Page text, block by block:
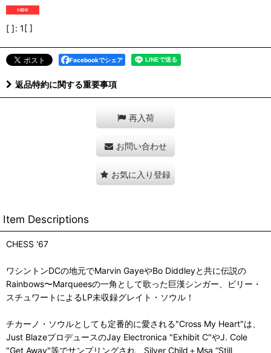
[ ]: 1[ ]
Facebookでシェア
返品特約に関する重要事項
再入荷
お問い合わせ
お気に入り登録
Item Descriptions
CHESS '67
ワシントンDCの地元でMarvin GayeやBo Diddleyと共に伝説の
Rainbows〜Marqueesの一角として歌った巨漢シンガー、ビリー・
スチュワートによるLP未収録グレイト・ソウル！
チカーノ・ソウルとしても定番的に愛される"Cross My Heart"は、
Just BlazeプロデュースのJay Electronica "Exhibit C"やJ. Cole
"Get Away"等でサンプリングされ、Silver Child＋Msa “Still